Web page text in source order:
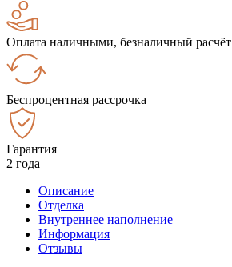
Оплата наличными, безналичный расчёт
Беспроцентная рассрочка
Гарантия
2 года
Описание
Отделка
Внутреннее наполнение
Информация
Отзывы